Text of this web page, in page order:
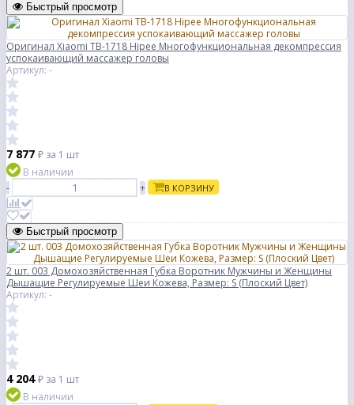
Быстрый просмотр
Оригинал Xiaomi TB-1718 Hipee Многофункциональная декомпрессия
успокаивающий массажер головы
Артикул: -
7 877 ₽ за 1 шт
В наличии
-
+ В КОРЗИНУ
Быстрый просмотр
2 шт. 003 Домохозяйственная Губка Воротник Мужчины и Женщины
Дышащие Регулируемые Шеи Кожева, Размер: S (Плоский Цвет)
Артикул: -
4 204₽ за 1 шт
В наличии